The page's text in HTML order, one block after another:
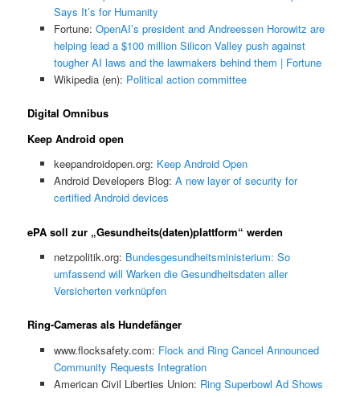
Says It’s for Humanity
Fortune: OpenAI’s president and Andreessen Horowitz are
helping lead a $100 million Silicon Valley push against
tougher AI laws and the lawmakers behind them | Fortune
Wikipedia (en): Political action committee
Digital Omnibus
Keep Android open
keepandroidopen.org: Keep Android Open
Android Developers Blog: A new layer of security for
certified Android devices
ePA soll zur „Gesundheits(daten)plattform“ werden
netzpolitik.org: Bundesgesundheitsministerium: So
umfassend will Warken die Gesundheitsdaten aller
Versicherten verknüpfen
Ring-Cameras als Hundefänger
www.flocksafety.com: Flock and Ring Cancel Announced
Community Requests Integration
American Civil Liberties Union: Ring Superbowl Ad Shows